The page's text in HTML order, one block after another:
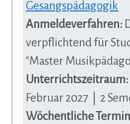
Gesangspädagogik
Anmeldeverfahren:
verpflichtend für
"Master
Unterrichtszeitraum:
Februar 2027 | 2
Wöchentliche